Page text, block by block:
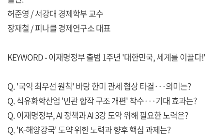
허준영 / 서강대 경제학부 교수
장재철 / 피나클 경제연구소 대표
KEYWORD - 이재명정부 출범 1주년 '대한민국, 세계를 이끌다!'
Q. '국익 최우선 원칙' 바탕 한미 관세 협상 타결···의미는?
Q. 석유화학산업 '민관 합작 구조 개편' 착수···기대 효과는?
Q. 이재명정부, AI 정책과 AI 3강 도약 위해 필요한 노력은?
Q. 'K-해양강국' 도약 위한 노력과 향후 핵심 과제는?